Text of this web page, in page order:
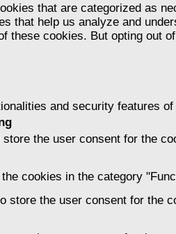
that are categorized as
that help us analyze and
these cookies. But opting out
and security features
the user consent for the
cookies in the category
store the user consent for the